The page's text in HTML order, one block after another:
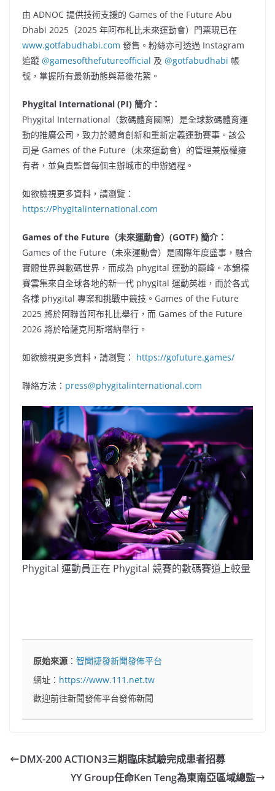
由 ADNOC 提供技術支援的 Games of the Future Abu
Dhabi 2025（2025 年阿布札比未來運動會）門票現已在
www.gotfabudhabi.com 發售。粉絲亦可透過 Instagram
追蹤 @gamesofthefutureofficial 及 @gotfabudhabi 帳
號，掌握所有最新動態與幕後花絮。
Phygital International (PI) 簡介：
Phygital International（數碼體育國際）是全球數碼體育運
動的推廣公司，致力於體育創新和重新定義運動賽事。該公
司是 Games of the Future（未來運動會）的管理兼版權擁
有者，並負責監督每個主辦城市的申辦過程。
如欲檢視更多資料，請瀏覽：
https://Phygitalinternational.com
Games of the Future（未來運動會）(GOTF) 簡介：
Games of the Future（未來運動會）是國際年度盛事，融合
實體世界與數碼世界，而成為 phygital 運動的巔峰。本錦標
賽雲集來自全球各地的新一代 phygital 運動英雄，而於各式
各樣 phygital 專案和挑戰中競技。Games of the Future
2025 將於阿聯酋阿布扎比舉行，而 Games of the Future
2026 將於哈薩克阿斯塔納舉行。
如欲檢視更多資料，請瀏覽： https://gofuture.games/
聯絡方法： press@phygitalinternational.com
Phygital 運動員正在 Phygital 競賽的數碼賽道上較量
原始來源 ：智聞捷發新聞發佈平台
網址： https://www.111.net.tw
歡迎前往新聞發佈平台發佈新聞
DMX-200 ACTION3三期臨床試驗完成患者招募
YY Group任命Ken Teng為東南亞區域總監